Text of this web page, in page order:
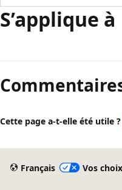
S’applique à
lecture
désactivé
Cette page a-t-elle été utile ?
Français Vos